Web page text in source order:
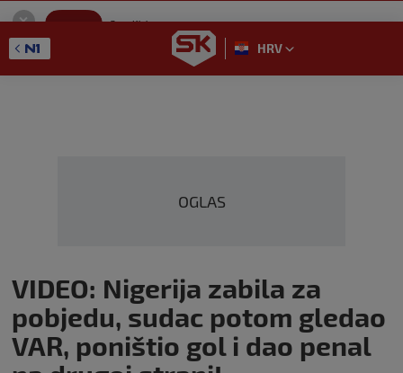
SportKlub
GET - On the Google Play
HRV
OGLAS
VIDEO: Nigerija zabila za
pobjedu, sudac potom gledao
VAR, poništio gol i dao penal